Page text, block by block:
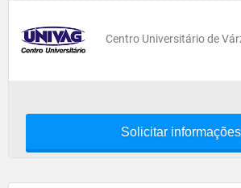
Centro Universitário de
Solicitar informações